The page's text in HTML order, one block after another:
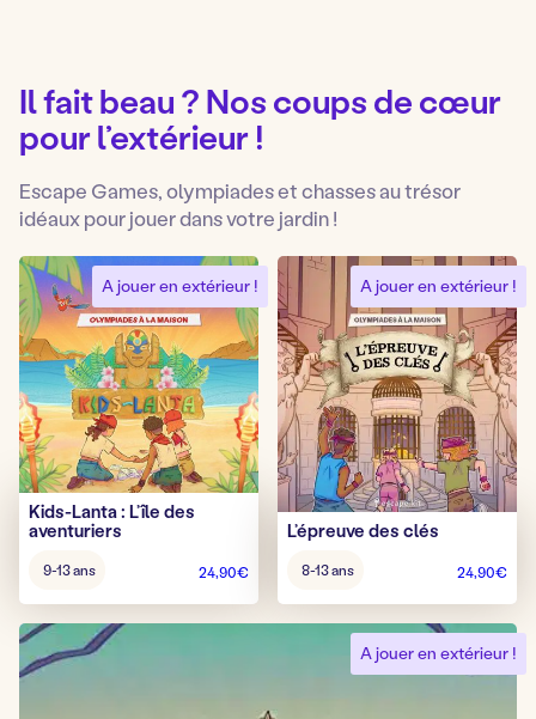
Il fait beau ? Nos coups de cœur
pour l’extérieur !
Escape Games, olympiades et chasses au trésor
idéaux pour jouer dans votre jardin !
A jouer en extérieur !
Kids-Lanta : L’île des
aventuriers
pour
9-13 ans 24,90€
A jouer en extérieur !
L’épreuve des clés
pour
8-13 ans 24,90€
A jouer en extérieur !